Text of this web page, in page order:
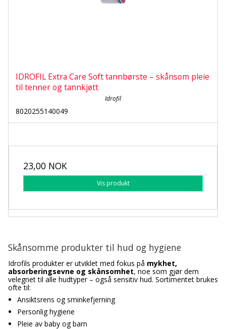
IDROFIL Extra Care Soft tannbørste – skånsom pleie
til tenner og tannkjøtt
Idrofil
8020255140049
23,00 NOK
Vis produkt
Skånsomme produkter til hud og hygiene
Idrofils produkter er utviklet med fokus på mykhet,
absorberingsevne og skånsomhet, noe som gjør dem
velegnet til alle hudtyper – også sensitiv hud. Sortimentet brukes
ofte til:
Ansiktsrens og sminkefjerning
Personlig hygiene
Pleie av baby og barn